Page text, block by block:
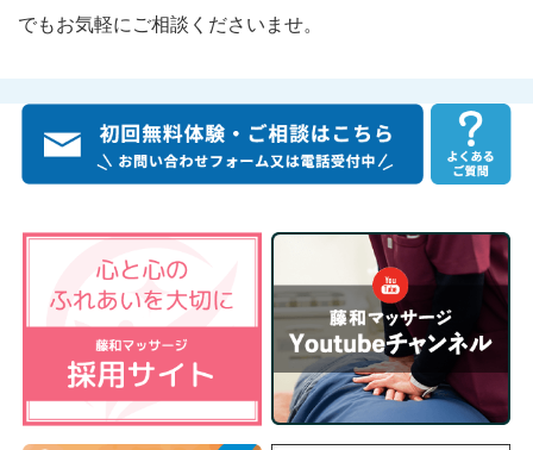
でもお気軽にご相談くださいませ。